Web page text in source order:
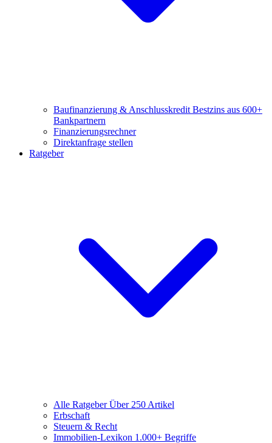
Baufinanzierung & Anschlusskredit Bestzins aus 600+
Bankpartnern
Finanzierungsrechner
Direktanfrage stellen
Ratgeber
Alle RatgeberÜber 250 Artikel
Erbschaft
Steuern & Recht
Immobilien-Lexikon 1.000+ Begriffe